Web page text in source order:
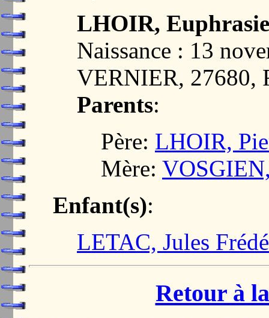
LHOIR,
Naissance : 13
VERNIER, 27680,
Parents:
Père: LHOIR,
Mère:
Enfant(s):
LETAC, Jules
Retour à